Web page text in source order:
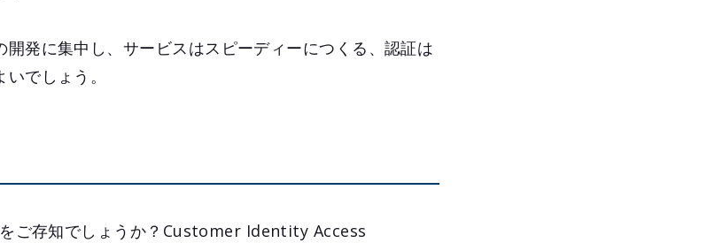
発に集中し、サービスはスピーディーにつくる、認証は
でしょう。
ご存知でしょうか？Customer Identity Access